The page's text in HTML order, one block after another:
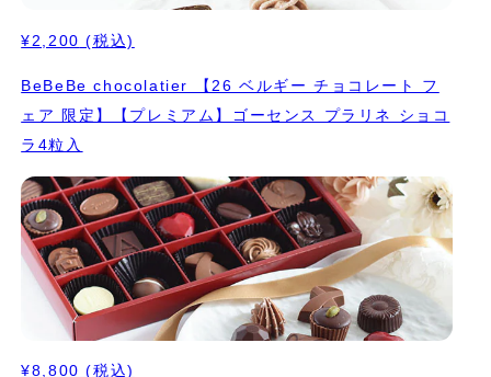
¥2,200 (税込)
BeBeBe chocolatier 【26 ベルギー チョコレート フ
ェア 限定】【プレミアム】ゴーセンス プラリネ ショコ
ラ4粒入
¥8,800 (税込)